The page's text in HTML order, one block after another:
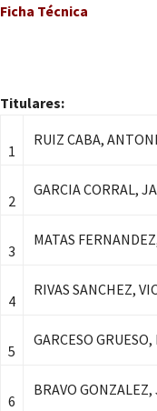
Ficha Técnica
Titulares:
1
RUIZ CABA,
2
GARCIA CORRAL,
3
MATAS
4
RIVAS SANCHEZ,
5
GARCESO
6
BRAVO